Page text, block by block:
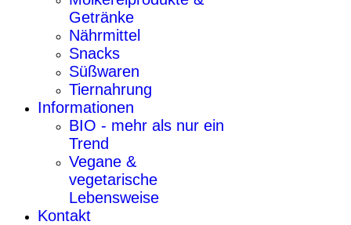
Getränke
Nährmittel
Snacks
Süßwaren
Tiernahrung
Informationen
BIO - mehr als nur ein
Trend
Vegane &
vegetarische
Lebensweise
Kontakt